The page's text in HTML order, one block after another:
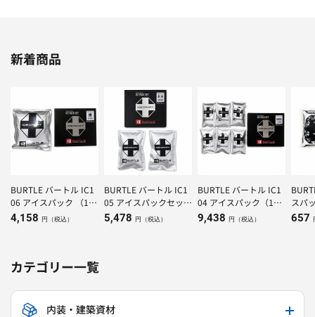
新着商品
BURTLE バートル IC1
06 アイスパック （1K
g）×1個
4,158 円（税込）
BURTLE バートル IC1
05 アイスパックセット
（500g）×２個
5,478 円（税込）
BURTLE バートル IC1
04 アイスパック（150
g）×6個
9,438 円（税込）
スパ
657
カテゴリー一覧
内装・建築資材